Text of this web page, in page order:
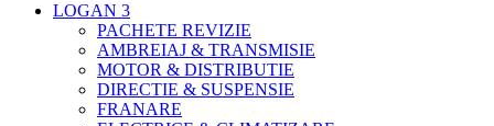
LOGAN 3
PACHETE REVIZIE
AMBREIAJ & TRANSMISIE
MOTOR & DISTRIBUTIE
DIRECTIE & SUSPENSIE
FRANARE